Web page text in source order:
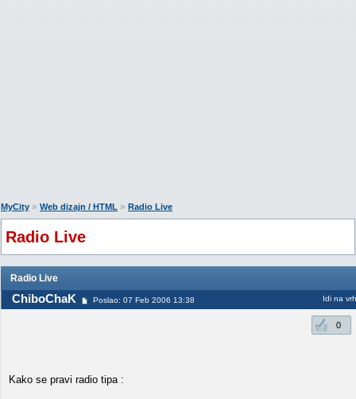
MyCity » Web dizajn / HTML » Radio Live
Radio Live
Radio Live
ChiboChaK Poslao: 07 Feb 2006 13:38 Idi na vrh
0
Kako se pravi radio tipa :